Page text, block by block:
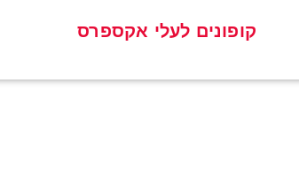
קופונים לעלי אקספרס